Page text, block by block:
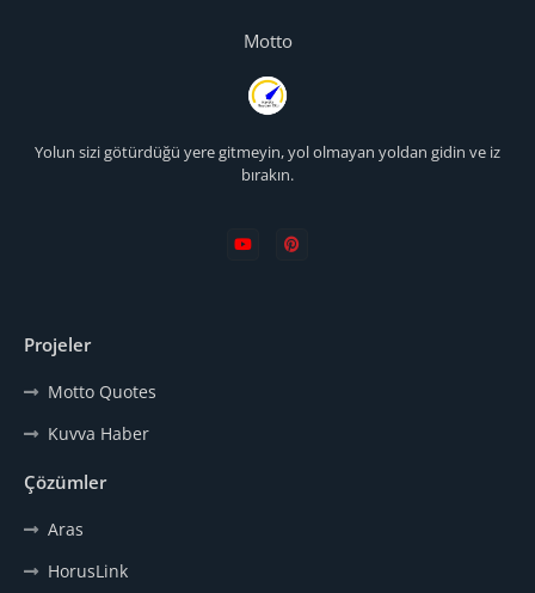
Motto
Yolun sizi götürdüğü yere gitmeyin, yol olmayan yoldan gidin ve iz
bırakın.
Projeler
Motto Quotes
Kuvva Haber
Çözümler
Aras
HorusLink